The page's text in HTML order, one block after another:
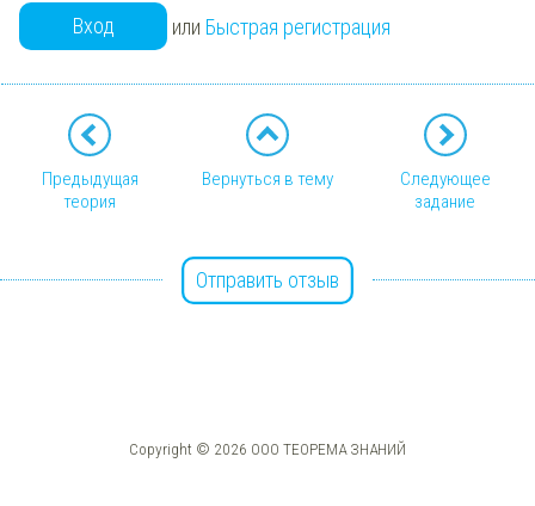
Вход или Быстрая регистрация
Предыдущая
теория
Вернуться в тему
Следующее
задание
Отправить отзыв
Copyright © 2026 ООО ТЕОРЕМА ЗНАНИЙ